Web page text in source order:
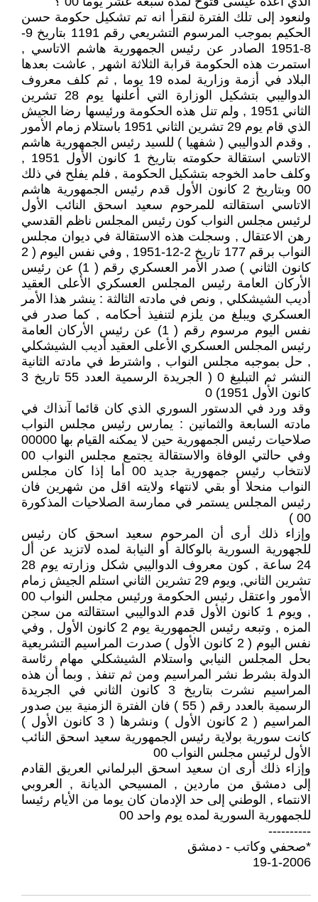
ولنعود إلى تلك الفترة لنقرأ انه تم تشكيل حكومة حسن
الحكيم بموجب المرسوم التشريعي رقم 1191 بتاريخ 9-
8-1951 الصادر عن رئيس الجمهورية هاشم الاتاسي ,
استمرت هذه الحكومة قرابة الثلاثة اشهر , عاشت بعدها
البلاد في أزمة وزارية لمده 19 يوما , ثم كلف معروف
الدواليبي بتشكيل الوزارة التي أعلنها يوم 28 تشرين
الثاني 1951 , ولم تنل هذه الحكومة ورئيسها رضا الجيش
الذي قام يوم 29 تشرين الثاني 1951 باستلام زمام الأمور
, وقدم الدواليبي ( شفهيا ) للسيد رئيس الجمهورية هاشم
الاتاسي استقالة حكومته بتاريخ 1 كانون الأول 1951 ,
وكلف حامد الخوجه بتشكيل الحكومة , فلم يفلح في ذلك
00 وبتاريخ 2 كانون الأول قدم رئيس الجمهورية هاشم
الاتاسي استقالته للمرحوم سعيد اسحق النائب الأول
لرئيس مجلس النواب كون رئيس المجلس ناظم القدسي
رهن الاعتقال , وسجلت هذه الاستقالة في ديوان مجلس
النواب برقم 177 تاريخ 2-12-1951 , وفي نفس اليوم ( 2
كانون الثاني ) صدر الأمر العسكري رقم ( 1) عن رئيس
الأركان العامة رئيس المجلس العسكري الأعلى العقيد
أديب الشيشكلي , ونص في مادته الثالثة : ينشر هذا الأمر
العسكري ويبلغ من يلزم لتنفيذ أحكامه , كما صدر في
نفس اليوم مرسوم رقم ( 1) عن رئيس الأركان العامة
رئيس المجلس العسكري الأعلى العقيد أديب الشيشكلي
, حل بموجبه مجلس النواب , واشترط في مادته الثانية
النشر ثم التبليغ 0 ( الجريدة الرسمية العدد 55 تاريخ 3
كانون الأول 1951) 0
وقد ورد في الدستور السوري الذي كان قائما آنذاك في
مادته السابعة والثمانين : يمارس رئيس مجلس النواب
صلاحيات رئيس الجمهورية حين لا يمكنه القيام بها 00000
وفي حالتي الوفاة والاستقالة يجتمع مجلس النواب 00
لانتخاب رئيس جمهورية جديد 00 أما إذا كان مجلس
النواب منحلا أو بقي لانتهاء ولايته اقل من شهرين فان
رئيس المجلس يستمر في ممارسة الصلاحيات المذكورة
00 )
وإزاء ذلك أرى أن المرحوم سعيد اسحق كان رئيس
للجهورية السورية بالوكالة أو النيابة لمده لاتزيد عن أل
24 ساعة , كون معروف الدواليبي شكل وزارته يوم 28
تشرين الثاني, ويوم 29 تشرين الثاني استلم الجيش زمام
الأمور واعتقل رئيس الحكومة ورئيس مجلس النواب 00
, ويوم 1 كانون الأول قدم الدواليبي استقالته من سجن
المزه , وتبعه رئيس الجمهورية يوم 2 كانون الأول , وفي
نفس اليوم ( 2 كانون الأول ) صدرت المراسيم التشريعية
بحل المجلس النيابي واستلام الشيشكلي مهام رئاسة
الدولة بشرط نشر المراسيم ومن ثم تنفذ , وبما أن هذه
المراسيم نشرت بتاريخ 3 كانون الثاني في الجريدة
الرسمية بالعدد رقم ( 55 ) فان الفترة الزمنية بين صدور
المراسيم ( 2 كانون الأول ) ونشرها ( 3 كانون الأول )
كانت سورية بولاية رئيس الجمهورية سعيد اسحق النائب
الأول لرئيس مجلس النواب 00
وإزاء ذلك أرى ان سعيد اسحق البرلماني العريق القادم
إلى دمشق من ماردين , المسيحي الديانة , العروبي
الانتماء , الوطني إلى حد الإدمان كان يوما من الأيام رئيسا
للجمهورية السورية لمده يوم واحد 00
----------
*صحفي وكاتب - دمشق
19-1-2006